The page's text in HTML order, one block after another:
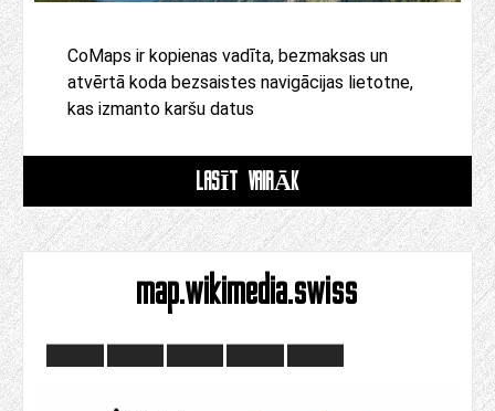
CoMaps ir kopienas vadīta, bezmaksas un
atvērtā koda bezsaistes navigācijas lietotne,
kas izmanto karšu datus
LASĪT VAIRĀK
map.wikimedia.swiss